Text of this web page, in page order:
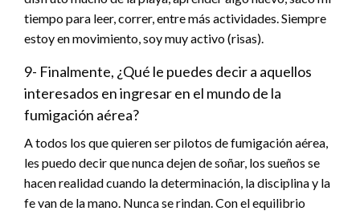
tiempo para leer, correr, entre más actividades. Siempre
estoy en movimiento, soy muy activo (risas).
9- Finalmente, ¿Qué le puedes decir a aquellos
interesados en ingresar en el mundo de la
fumigación aérea?
A todos los que quieren ser pilotos de fumigación aérea,
les puedo decir que nunca dejen de soñar, los sueños se
hacen realidad cuando la determinación, la disciplina y la
fe van de la mano. Nunca se rindan. Con el equilibrio